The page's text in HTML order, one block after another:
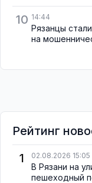
10 14:44
Рязанцы
на
Рейтинг
1
02.08.2026 15:05
В Рязани на
пешеходный